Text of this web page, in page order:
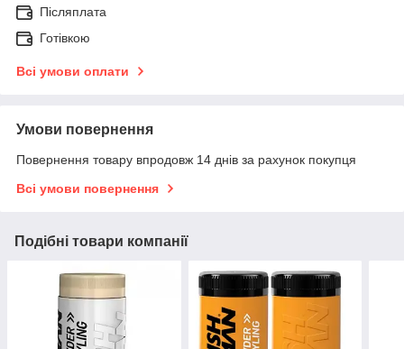
Післяплата
Готівкою
Всі умови оплати
Умови повернення
Повернення товару впродовж 14 днів за рахунок покупця
Всі умови повернення
Подібні товари компанії